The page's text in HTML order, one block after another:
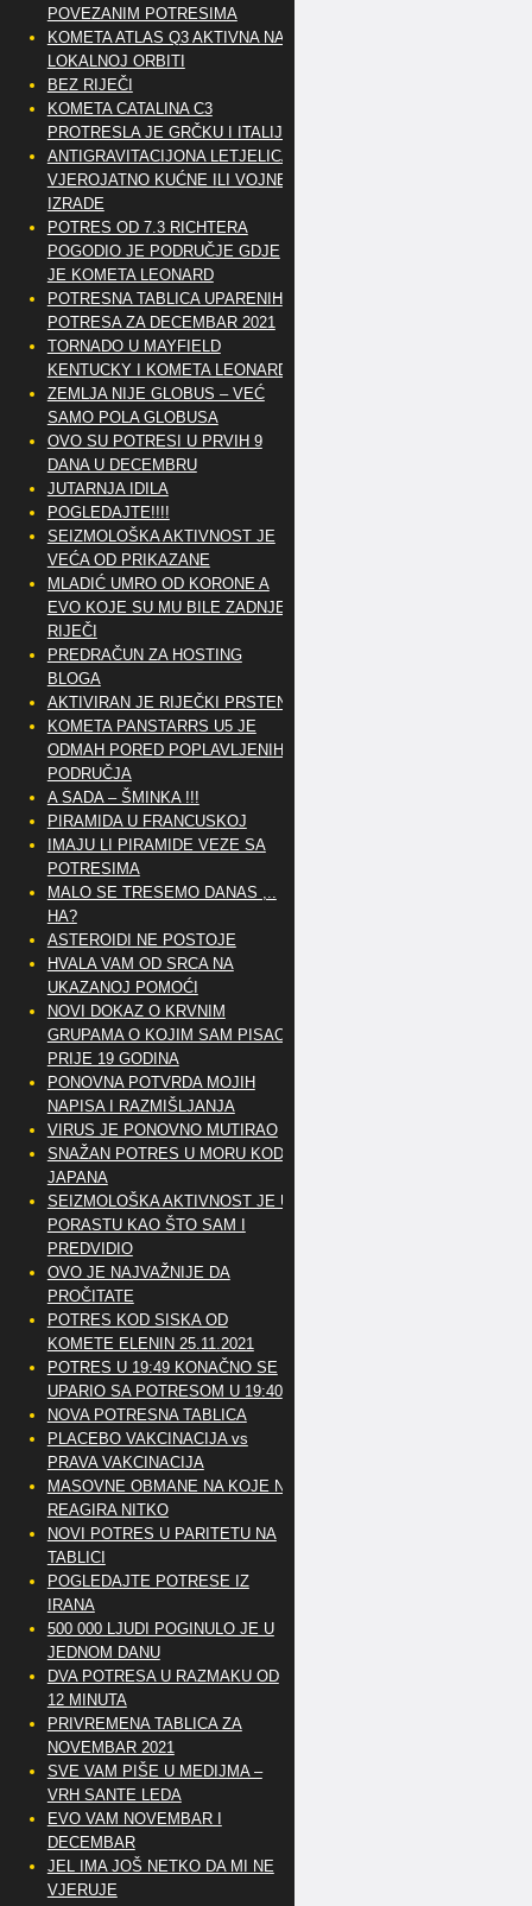
POVEZANIM POTRESIMA
KOMETA ATLAS Q3 AKTIVNA NA
LOKALNOJ ORBITI
BEZ RIJEČI
KOMETA CATALINA C3
PROTRESLA JE GRČKU I ITALIJU
ANTIGRAVITACIJONA LETJELICA
VJEROJATNO KUĆNE ILI VOJNE
IZRADE
POTRES OD 7.3 RICHTERA
POGODIO JE PODRUČJE GDJE
JE KOMETA LEONARD
POTRESNA TABLICA UPARENIH
POTRESA ZA DECEMBAR 2021
TORNADO U MAYFIELD
KENTUCKY I KOMETA LEONARD
ZEMLJA NIJE GLOBUS – VEĆ
SAMO POLA GLOBUSA
OVO SU POTRESI U PRVIH 9
DANA U DECEMBRU
JUTARNJA IDILA
POGLEDAJTE!!!!
SEIZMOLOŠKA AKTIVNOST JE
VEĆA OD PRIKAZANE
MLADIĆ UMRO OD KORONE A
EVO KOJE SU MU BILE ZADNJE
RIJEČI
PREDRAČUN ZA HOSTING
BLOGA
AKTIVIRAN JE RIJEČKI PRSTEN
KOMETA PANSTARRS U5 JE
ODMAH PORED POPLAVLJENIH
PODRUČJA
A SADA – ŠMINKA !!!
PIRAMIDA U FRANCUSKOJ
IMAJU LI PIRAMIDE VEZE SA
POTRESIMA
MALO SE TRESEMO DANAS ,..
HA?
ASTEROIDI NE POSTOJE
HVALA VAM OD SRCA NA
UKAZANOJ POMOĆI
NOVI DOKAZ O KRVNIM
GRUPAMA O KOJIM SAM PISAO
PRIJE 19 GODINA
PONOVNA POTVRDA MOJIH
NAPISA I RAZMIŠLJANJA
VIRUS JE PONOVNO MUTIRAO
SNAŽAN POTRES U MORU KOD
JAPANA
SEIZMOLOŠKA AKTIVNOST JE U
PORASTU KAO ŠTO SAM I
PREDVIDIO
OVO JE NAJVAŽNIJE DA
PROČITATE
POTRES KOD SISKA OD
KOMETE ELENIN 25.11.2021
POTRES U 19:49 KONAČNO SE
UPARIO SA POTRESOM U 19:40
NOVA POTRESNA TABLICA
PLACEBO VAKCINACIJA vs
PRAVA VAKCINACIJA
MASOVNE OBMANE NA KOJE NE
REAGIRA NITKO
NOVI POTRES U PARITETU NA
TABLICI
POGLEDAJTE POTRESE IZ
IRANA
500 000 LJUDI POGINULO JE U
JEDNOM DANU
DVA POTRESA U RAZMAKU OD
12 MINUTA
PRIVREMENA TABLICA ZA
NOVEMBAR 2021
SVE VAM PIŠE U MEDIJMA –
VRH SANTE LEDA
EVO VAM NOVEMBAR I
DECEMBAR
JEL IMA JOŠ NETKO DA MI NE
VJERUJE